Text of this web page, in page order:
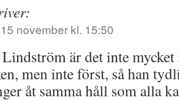
november kl. 15:50
är det inte
men inte först, så han
åt samma håll som alla